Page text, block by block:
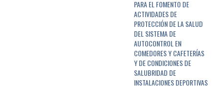
PARA EL FOMENTO DE
ACTIVIDADES DE
PROTECCIÓN DE LA SALUD
DEL SISTEMA DE
AUTOCONTROL EN
COMEDORES Y CAFETERÍAS
Y DE CONDICIONES DE
SALUBRIDAD DE
INSTALACIONES DEPORTIVAS